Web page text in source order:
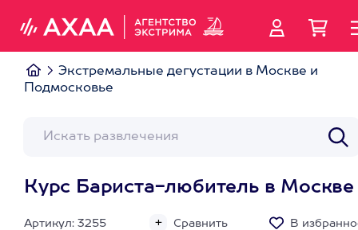
Экстремальные дегустации в Москве и
Подмосковье
Курс Бариста-любитель в Москве
Артикул: 3255 Сравнить В